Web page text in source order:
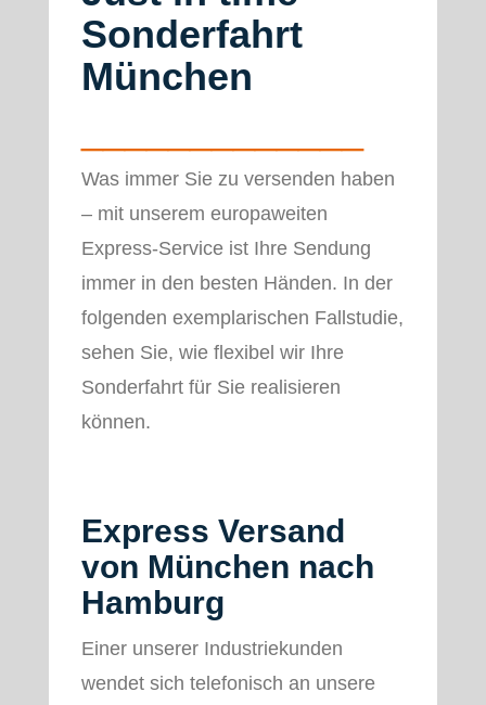
Sonderfahrt
München
Was immer Sie zu versenden haben
– mit unserem europaweiten
Express-Service ist Ihre Sendung
immer in den besten Händen. In der
folgenden exemplarischen Fallstudie,
sehen Sie, wie flexibel wir Ihre
Sonderfahrt für Sie realisieren
können.
Express Versand
von München nach
Hamburg
Einer unserer Industriekunden
wendet sich telefonisch an unsere